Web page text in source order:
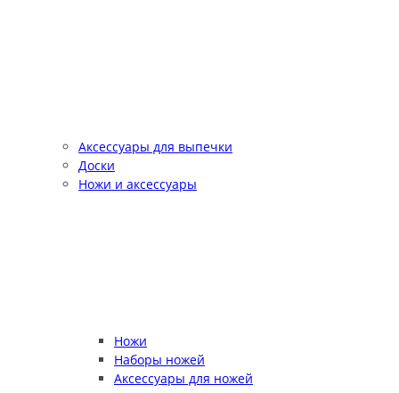
Аксессуары для выпечки
Доски
Ножи и аксессуары
Ножи
Наборы ножей
Аксессуары для ножей